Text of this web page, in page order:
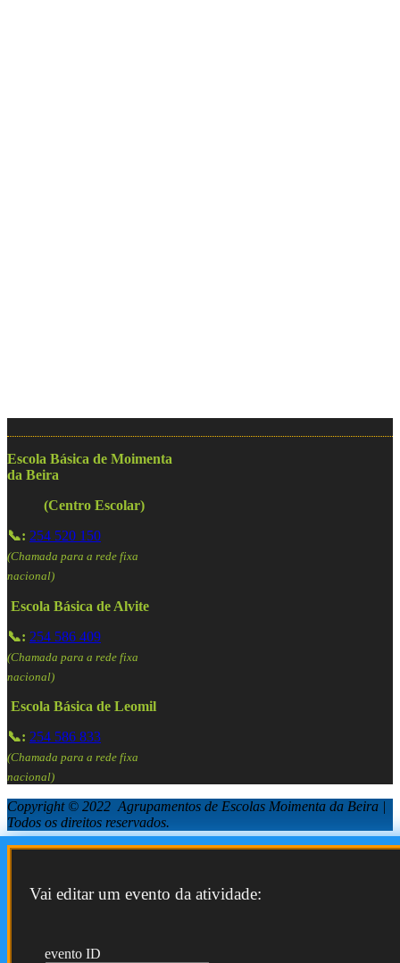
Escola Básica de Moimenta
da Beira
(Centro Escolar)
📞: 254 520 150
(Chamada para a rede fixa
nacional)
Escola Básica de Alvite
📞: 254 586 409
(Chamada para a rede fixa
nacional)
Escola Básica de Leomil
📞: 254 586 833
(Chamada para a rede fixa
nacional)
Copyright © 2022 Agrupamentos de Escolas Moimenta da Beira |
Todos os direitos reservados.
Vai editar um evento da atividade:
evento ID